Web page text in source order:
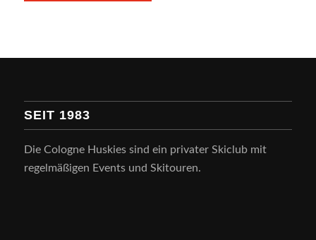
SEIT 1983
Die Cologne Huskies sind ein privater Skiclub mit
regelmäßigen Events und Skitouren.